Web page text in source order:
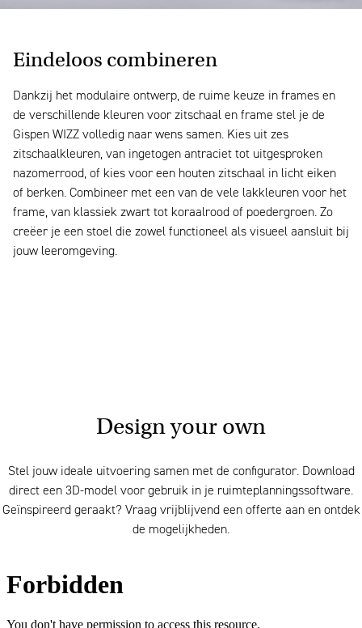
Eindeloos combineren
Dankzij het modulaire ontwerp, de ruime keuze in frames en
de verschillende kleuren voor zitschaal en frame stel je de
Gispen WIZZ volledig naar wens samen. Kies uit zes
zitschaalkleuren, van ingetogen antraciet tot uitgesproken
nazomerrood, of kies voor een houten zitschaal in licht eiken
of berken. Combineer met een van de vele lakkleuren voor het
frame, van klassiek zwart tot koraalrood of poedergroen. Zo
creëer je een stoel die zowel functioneel als visueel aansluit bij
jouw leeromgeving.
Design your own
Stel jouw ideale uitvoering samen met de configurator. Download
direct een 3D-model voor gebruik in je ruimteplanningssoftware.
Geïnspireerd geraakt? Vraag vrijblijvend een offerte aan en ontdek
de mogelijkheden.